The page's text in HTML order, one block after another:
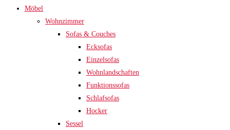
Möbel
Wohnzimmer
Sofas & Couches
Ecksofas
Einzelsofas
Wohnlandschaften
Funktionssofas
Schlafsofas
Hocker
Sessel